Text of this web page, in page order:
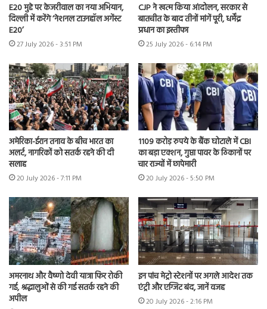
E20 मुद्दे पर केजरीवाल का नया अभियान,
दिल्ली में करेंगे ‘नेशनल टाउनहॉल अगेंस्ट
E20’
27 July 2026 - 3:51 PM
CJP ने खत्म किया आंदोलन, सरकार से
बातचीत के बाद तीनों मांगें पूरी, धर्मेंद्र
प्रधान का इस्तीफा
25 July 2026 - 6:14 PM
अमेरिका-ईरान तनाव के बीच भारत का
अलर्ट, नागरिकों को सतर्क रहने की दी
सलाह
20 July 2026 - 7:11 PM
1109 करोड़ रुपये के बैंक घोटाले में CBI
का बड़ा एक्शन, गुप्ता पावर के ठिकानों पर
चार राज्यों में छापेमारी
20 July 2026 - 5:50 PM
अमरनाथ और वैष्णो देवी यात्रा फिर रोकी
गई, श्रद्धालुओं से की गई सतर्क रहने की
अपील
इन पांच मेट्रो स्टेशनों पर अगले आदेश तक
एंट्री और एग्जिट बंद, जानें वजह
20 July 2026 - 2:16 PM